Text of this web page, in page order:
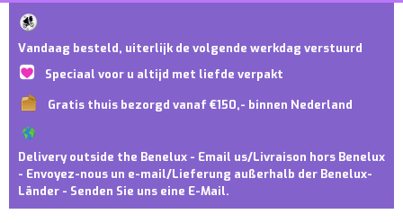
Vandaag besteld, uiterlijk de volgende werkdag verstuurd
Speciaal voor u altijd met liefde verpakt
Gratis thuis bezorgd vanaf €150,- binnen Nederland
Delivery outside the Benelux - Email us/Livraison hors Benelux
- Envoyez-nous un e-mail/Lieferung außerhalb der Benelux-
Länder - Senden Sie uns eine E-Mail.